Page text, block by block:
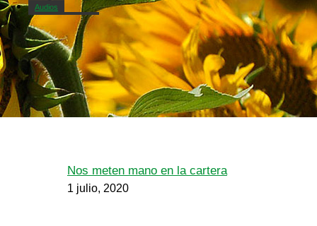
Audios
Campo Abulense
Nos meten mano en la cartera
1 julio, 2020